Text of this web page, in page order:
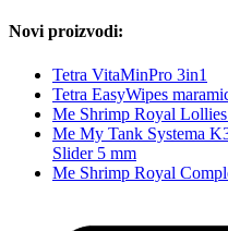
Novi proizvodi:
Tetra VitaMinPro 3in1
Tetra EasyWipes
Me Shrimp Royal
Me My Tank Systema
Slider 5 mm
Me Shrimp Royal